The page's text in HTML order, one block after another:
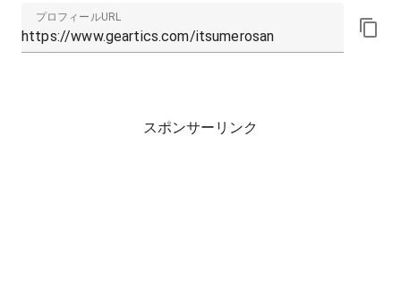
プロフィールURL
スポンサーリンク